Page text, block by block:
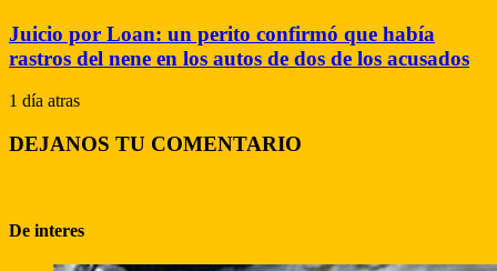
Juicio por Loan: un perito confirmó que había
rastros del nene en los autos de dos de los acusados
1 día atras
DEJANOS TU COMENTARIO
De interes